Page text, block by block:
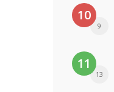
10
9
11
13